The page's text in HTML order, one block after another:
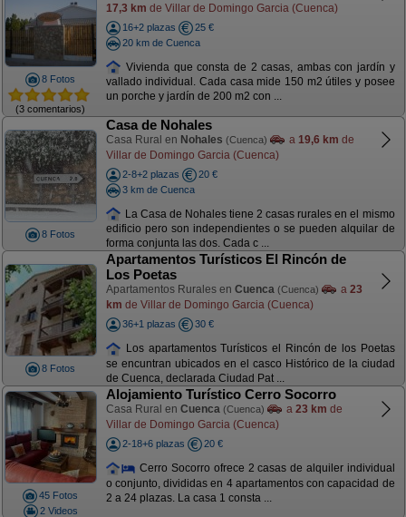
8 Fotos
(3 comentarios)
17,3 km de Villar de Domingo Garcia (Cuenca)
16+2 plazas
25 €
20 km de Cuenca
Vivienda que consta de 2 casas, ambas con jardín y
vallado individual. Cada casa mide 150 m2 útiles y posee
un porche y jardín de 200 m2 con ...
8 Fotos
Casa de Nohales
Casa Rural en Nohales (Cuenca) a 19,6 km de
Villar de Domingo Garcia (Cuenca)
2-8+2 plazas
20 €
3 km de Cuenca
La Casa de Nohales tiene 2 casas rurales en el mismo
edificio pero son independientes o se pueden alquilar de
forma conjunta las dos. Cada c ...
8 Fotos
Apartamentos Turísticos El Rincón de
Los Poetas
Apartamentos Rurales en Cuenca (Cuenca) a 23
km de Villar de Domingo Garcia (Cuenca)
36+1 plazas 30 €
Los apartamentos Turísticos el Rincón de los Poetas
se encuntran ubicados en el casco Histórico de la ciudad
de Cuenca, declarada Ciudad Pat ...
45 Fotos
2 Videos
Alojamiento Turístico Cerro Socorro
Casa Rural en Cuenca (Cuenca) a 23 km de
Villar de Domingo Garcia (Cuenca)
2-18+6 plazas 20 €
Cerro Socorro ofrece 2 casas de alquiler individual
o conjunto, divididas en 4 apartamentos con capacidad de
2 a 24 plazas. La casa 1 consta ...